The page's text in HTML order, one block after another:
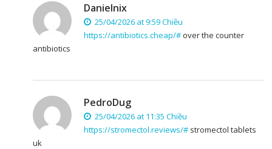
Danielnix
25/04/2026 at 9:59 Chiều
https://antibiotics.cheap/#over the counter
antibiotics
PedroDug
25/04/2026 at 11:35 Chiều
https://stromectol.reviews/#stromectol tablets
uk